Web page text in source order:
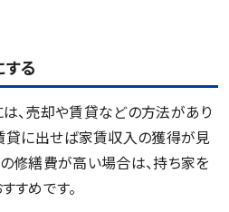
る
、売却や賃貸などの方法があり
貸に出せば家賃収入の獲得が見
修繕費が高い場合は、持ち家を
すめです。